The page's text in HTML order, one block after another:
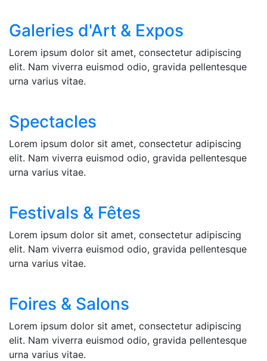
Galeries d'Art & Expos
Lorem ipsum dolor sit amet, consectetur adipiscing
elit. Nam viverra euismod odio, gravida pellentesque
urna varius vitae.
Spectacles
Lorem ipsum dolor sit amet, consectetur adipiscing
elit. Nam viverra euismod odio, gravida pellentesque
urna varius vitae.
Festivals & Fêtes
Lorem ipsum dolor sit amet, consectetur adipiscing
elit. Nam viverra euismod odio, gravida pellentesque
urna varius vitae.
Foires & Salons
Lorem ipsum dolor sit amet, consectetur adipiscing
elit. Nam viverra euismod odio, gravida pellentesque
urna varius vitae.